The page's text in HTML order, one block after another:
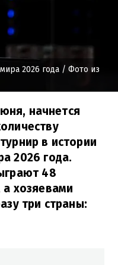
2026 года / Фото из
начнется
в истории
2026 года.
48
хозяевами
три страны: